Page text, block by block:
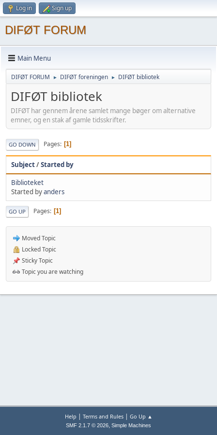
Log in Sign up
DIFØT FORUM
Main Menu
DIFØT FORUM ► DIFØT foreningen ► DIFØT bibliotek
DIFØT bibliotek
DIFØT har gennem årene samlet mange bøger om alternative
emner, og en stak af gamle tidsskrifter.
GO DOWN Pages 1
Subject/Started by
Biblioteket
Started byanders
GO UP Pages 1
Moved Topic
Locked Topic
Sticky Topic
Topic you are watching
Help | Terms and Rules| Go Up ▲
SMF 2.1.7 © 2026, Simple Machines